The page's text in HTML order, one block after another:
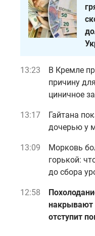
13:23
В Кремле
причину
циничное
13:17
Гайтана
дочерью у
13:09
Морковь
горькой:
до сбора
12:58
накрывают
отступит